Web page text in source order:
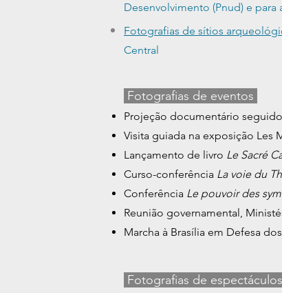
Desenvolvimento (Pnud) e
Fotografias de sítios
Central
Fotografias de eventos
Projeção documentário
Visita guiada na exposição Les
Lançamento de livro Le Sacré
Curso-conferência La voie du
Conferência Le pouvoir des
Reunião governamental,
Marcha à Brasília em Defesa
Fotografias de espectáculos